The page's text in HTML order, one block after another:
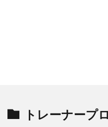
トレーナープ